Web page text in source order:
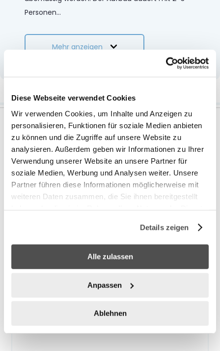
Diese Webseite verwendet Cookies
Wir verwenden Cookies, um Inhalte und Anzeigen zu
personalisieren, Funktionen für soziale Medien anbieten
zu können und die Zugriffe auf unsere Website zu
analysieren. Außerdem geben wir Informationen zu Ihrer
Verwendung unserer Website an unsere Partner für
soziale Medien, Werbung und Analysen weiter. Unsere
Partner führen diese Informationen möglicherweise mit
weiteren Daten zusammen, die Sie ihnen bereitgestellt
Details zeigen
Alle zulassen
Anpassen
Ablehnen
Personen...
Mehr anzeigen
Zubehör